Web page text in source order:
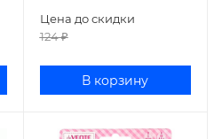
Цена до скидки
124₽
В корзину